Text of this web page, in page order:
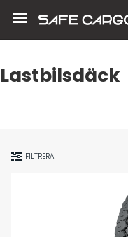
Lastbilsdäck
FILTRERA